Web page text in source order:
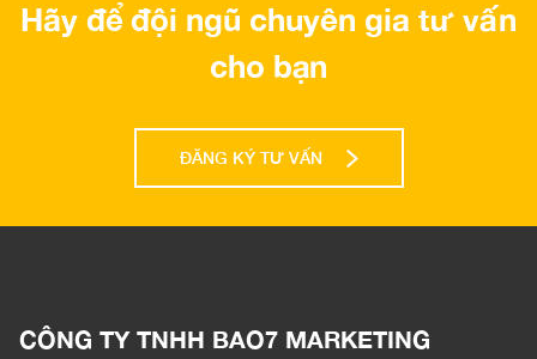
Hãy để đội ngũ chuyên gia tư vấn
cho bạn
ĐĂNG KÝ TƯ VẤN
CÔNG TY TNHH BAO7 MARKETING